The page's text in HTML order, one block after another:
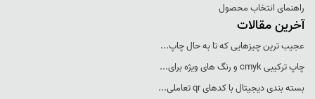
راهنمای انتخاب محصول
آخرین مقالات
عجيب ترين چيزهايی که تا به حال چاپ...
چاپ ترکيبی cmyk و رنگ های ويژه برای...
بسته بندی ديجيتال با کدهای qr تعاملی...